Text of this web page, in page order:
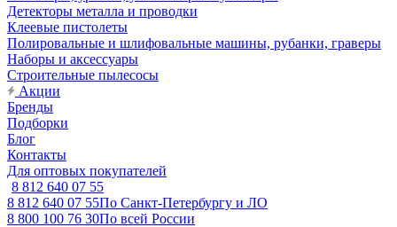
Детекторы металла и проводки
Клеевые пистолеты
Полировальные и шлифовальные машины, рубанки, граверы
Наборы и аксессуары
Строительные пылесосы
Акции
Бренды
Подборки
Блог
Контакты
Для оптовых покупателей
8 812 640 07 55
8 812 640 07 55По Санкт-Петербургу и ЛО
8 800 100 76 30По всей России